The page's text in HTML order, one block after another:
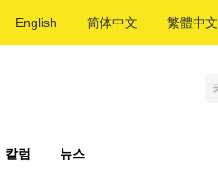
English 简体中文 繁體中文
칼럼 뉴스